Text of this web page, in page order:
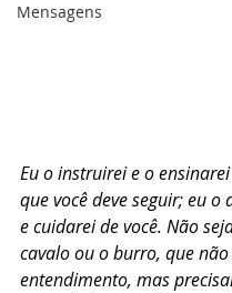
Mensagens
Eu o instruirei e o
que você deve seguir; eu o
e cuidarei de você. Não
cavalo ou o burro, que
entendimento, mas